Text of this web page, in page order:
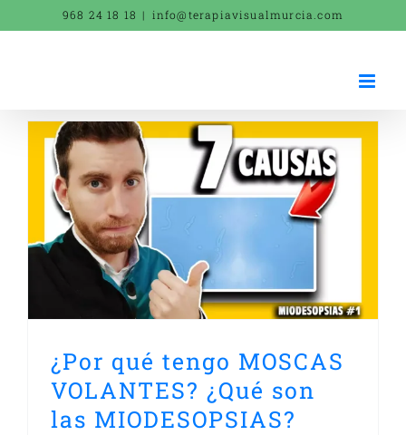
968 24 18 18 | info@terapiavisualmurcia.com
¿Por qué tengo MOSCAS
VOLANTES? ¿Qué son
las MIODESOPSIAS?